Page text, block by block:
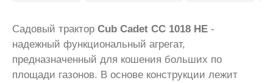
Садовый трактор Cub Cadet CC 1018 HE -
надежный функциональный агрегат,
предназначенный для кошения больших по
площади газонов. В основе конструкции лежит